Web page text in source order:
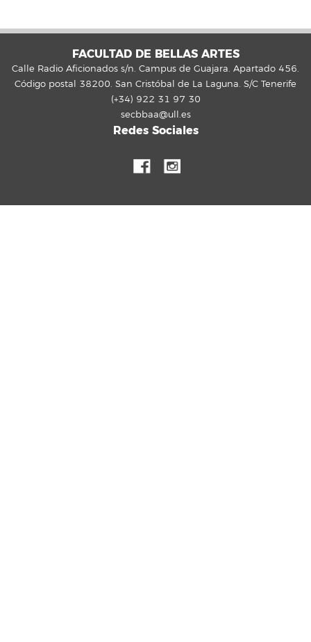
FACULTAD DE BELLAS ARTES
Calle Radio Aficionados s/n. Campus de Guajara. Apartado 456.
Código postal 38200. San Cristóbal de La Laguna. S/C Tenerife
(+34) 922 31 97 30
secbbaa@ull.es
Redes Sociales